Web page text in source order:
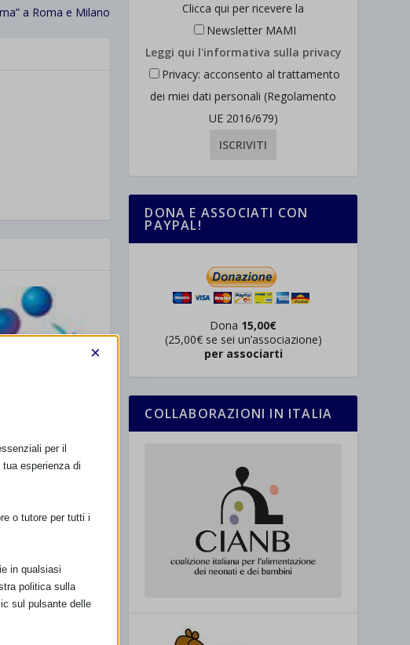
a Roma e Milano
Clicca qui per ricevere la
Newsletter MAMI
Leggi qui l'informativa sulla privacy
Privacy: acconsento al trattamento
dei miei dati personali (Regolamento
UE 2016/679)
DONA E ASSOCIATI CON
PAYPAL!
Dona 15,00€
(25,00€ se sei un’associazione)
per associarti
COLLABORAZIONI IN ITALIA
×
per il
esperienza di
o tutore per tutti i
in qualsiasi
politica sulla
sul pulsante delle